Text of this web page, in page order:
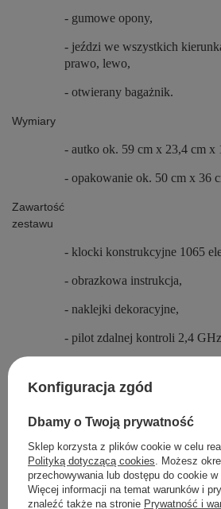
- gumowe opony,
- jeździ we wszystkich
prawo, lewo,
- otwierany bagażnik.
Wymiary
- autko ok. 59 cm x 23,4 cm x
- opakowanie ok. 50 cm x 36
Zawartość
zestawu
- klocki konstrukcyjne 1065
- obrazkowa instrukcja,
- naklejki dekoracyjne,
- pilot zdalnej kontroli 2,4
- kabel do ładowania USB,
- 2 x silnik L,
- 1 x Servo Motor,
- 1 x pojemnik na akumulator.
Konfiguracja zgód
Dbamy o Twoją prywatność
Sklep korzysta z plików cookie w celu
Polityką dotyczącą cookies. Możesz
przechowywania lub dostępu do cookie w
Więcej informacji na temat warunków i
znaleźć także na stronie Prywatność i